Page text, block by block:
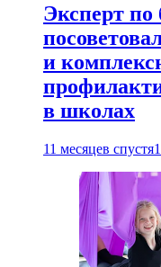
Эксперт по
и
в школах
11 месяцев спустя